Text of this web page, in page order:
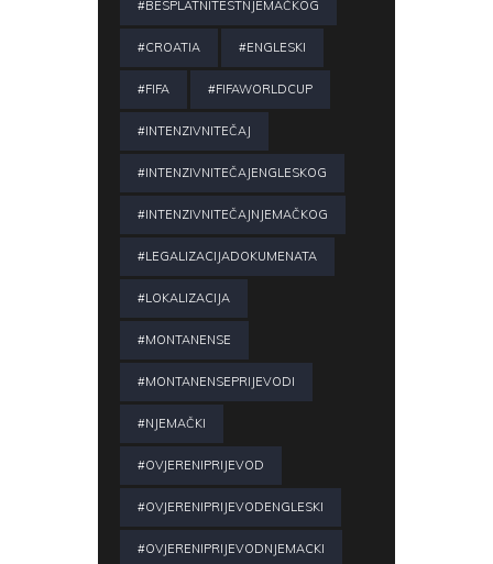
#BESPLATNITESTNJEMAČKOG
#CROATIA #ENGLESKI
#FIFA #FIFAWORLDCUP
#INTENZIVNITEČAJ
#INTENZIVNITEČAJENGLESKOG
#INTENZIVNITEČAJNJEMAČKOG
#LEGALIZACIJADOKUMENATA
#LOKALIZACIJA
#MONTANENSE
#MONTANENSEPRIJEVODI
#NJEMAČKI
#OVJERENIPRIJEVOD
#OVJERENIPRIJEVODENGLESKI
#OVJERENIPRIJEVODNJEMACKI